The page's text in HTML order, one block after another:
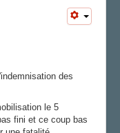
des
le 5
fini et ce coup bas